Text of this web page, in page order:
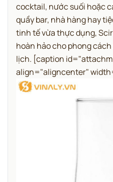
cocktail, nước suối hoặc
quầy bar, nhà hàng hay
tinh tế vừa thực dụng,
hoàn hảo cho phong
lịch. [caption
align="aligncenter"